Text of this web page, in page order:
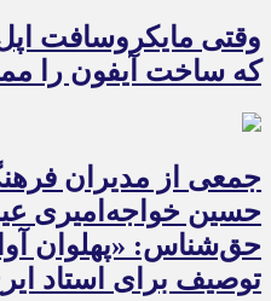
وقتی مایکروسافت
که ساخت آیفون را
جمعی از مدیران
حسین خواجه‌امیری
حق‌شناس: «پهلوان
توصیف برای استاد